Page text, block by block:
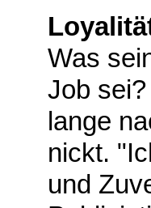
Was
Job
lange
nickt.
und